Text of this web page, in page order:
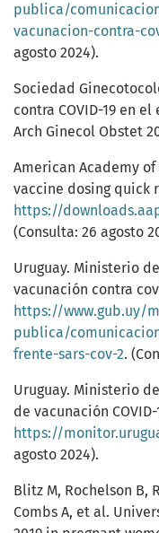
publica/
vacunacion-contra-
agosto 2024).
Sociedad
contra COVID-19 en
Arch Ginecol Obstet
American Academy
vaccine dosing quick
https://downloads.aap.org/AAP/
(Consulta: 26 agosto
Uruguay. Ministerio
vacunación contra
https://www.gub.uy/
publica/
frente-sars-cov-2.
Uruguay. Ministerio
de vacunación
https://
agosto 2024).
Blitz M, Rochelson B,
Combs A, et al.